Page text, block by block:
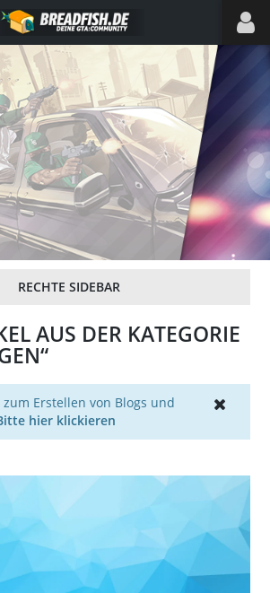
AUS DER KATEGORIE
Erstellen von Blogs und
hier klickieren